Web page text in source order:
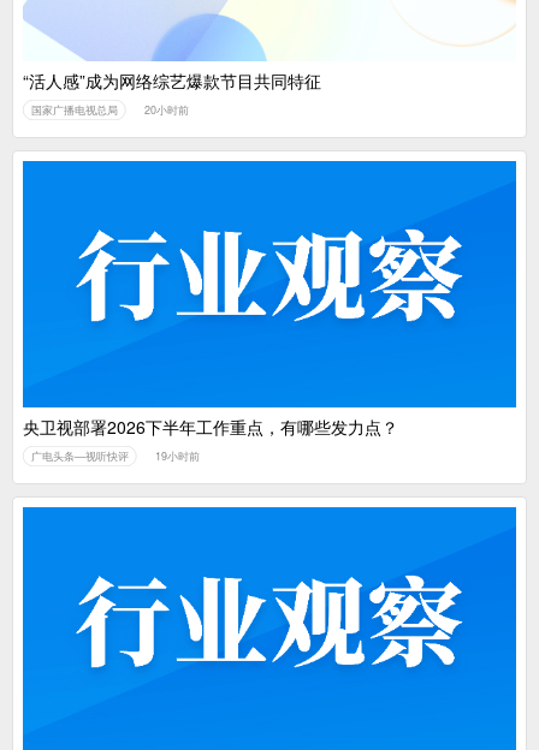
“活人感”成为网络综艺爆款节目共同特征
国家广播电视总局 20小时前
央卫视部署2026下半年工作重点，有哪些发力点？
广电头条—视听快评 19小时前